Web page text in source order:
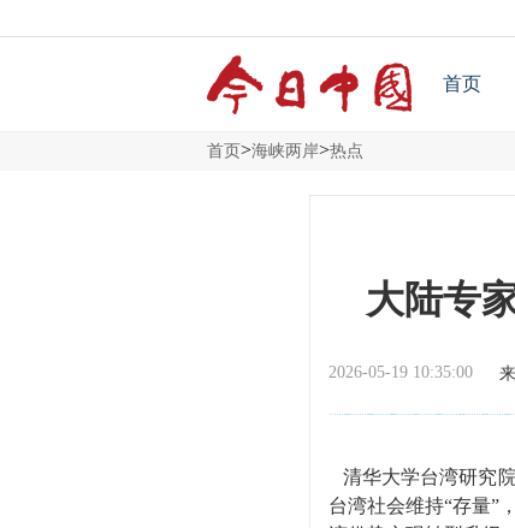
首页
首页 >海峡两岸>热点
大陆专
2026-05-19 10:35:00
清华大学台湾研究
台湾社会维持“存量”